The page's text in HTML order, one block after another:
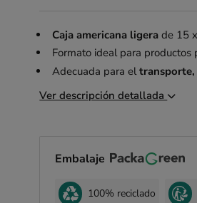
Caja americana ligerade 15
Formato ideal para productos
Adecuada para eltransporte,
Ver descripción detallada
Embalaje
100% reciclado